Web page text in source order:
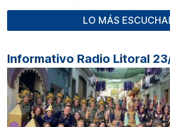
LO MÁS
Informativo Radio Litoral